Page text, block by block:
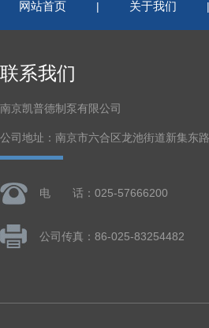
网站首页 | 关于我们
联系我们
南京凯普德制泵有限公司
公司地址：南京市六合区龙池街道新集东
电 话：025-57666200
公司传真：86-025-83254482